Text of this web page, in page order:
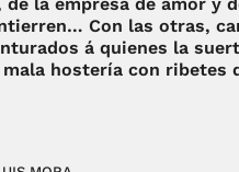
Con las otras,
á quienes la
mala hostería con ribetes